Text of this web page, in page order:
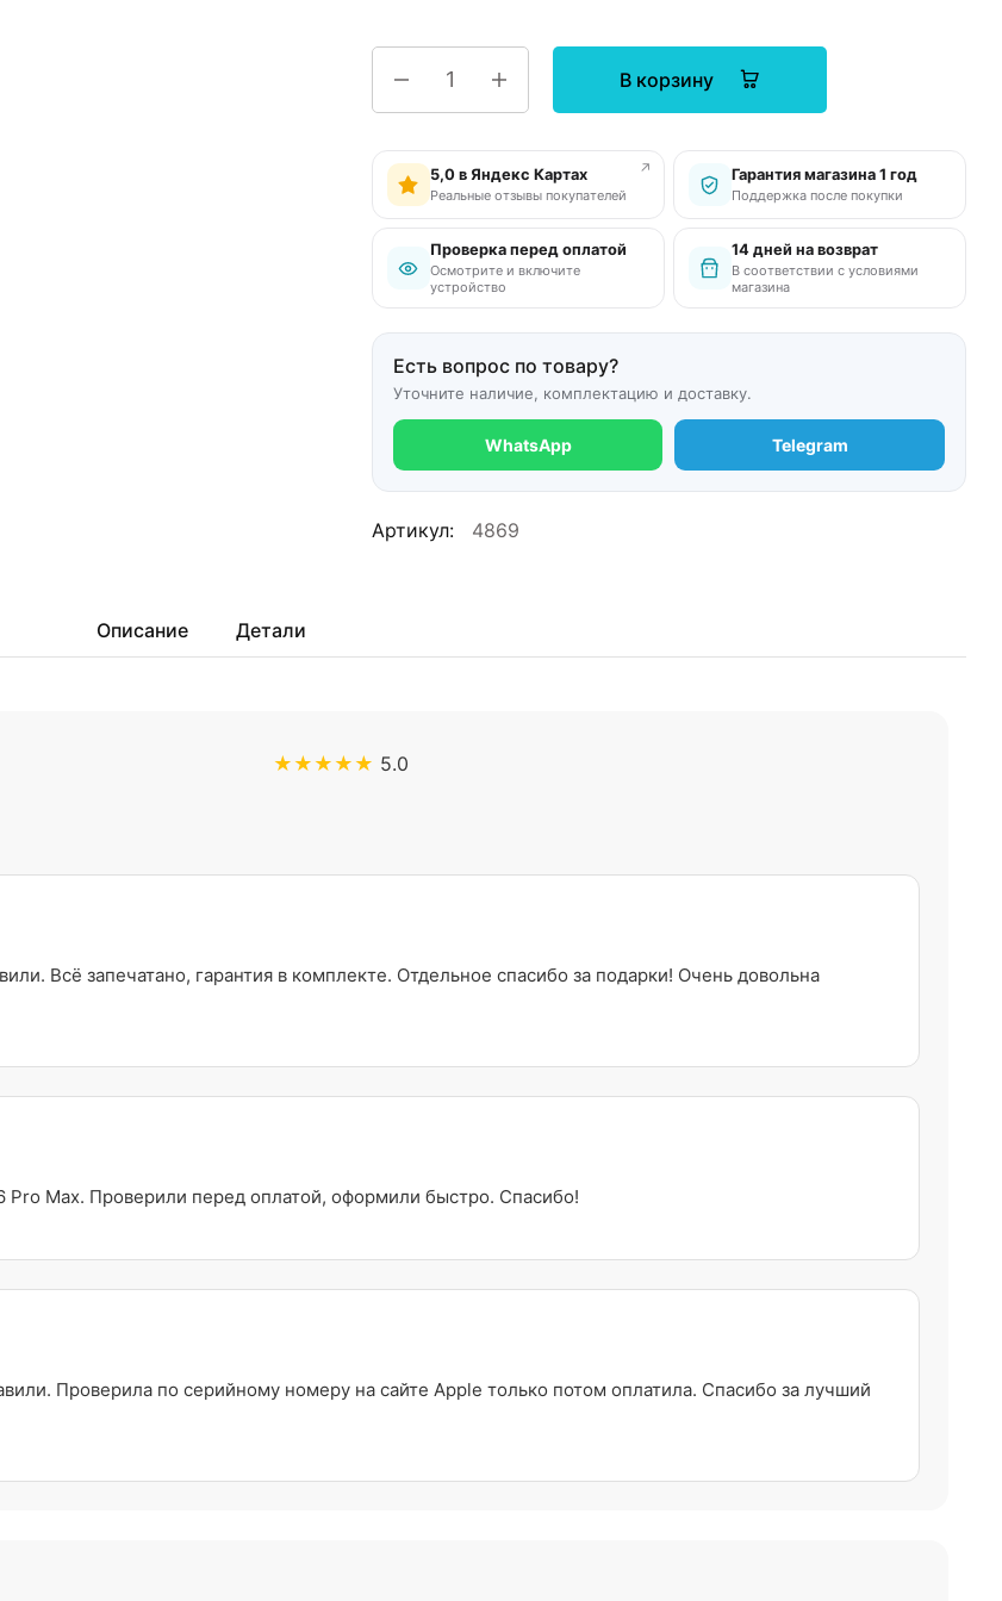
В корзину
5,0 в Яндекс Картах
Реальные отзывы покупателей
↗ Гарантия магазина 1 год
Поддержка после покупки
Проверка перед оплатой
Осмотрите и включите
устройство
14 дней на возврат
В соответствии с условиями
магазина
Есть вопрос по товару?
Уточните наличие, комплектацию и доставку.
WhatsApp Telegram
Артикул: 4869
Описание Детали
★★★★★ 5.0
Всё запечатано, гарантия в комплекте. Отдельное спасибо за подарки! Очень довольна
Max. Проверили перед оплатой, оформили быстро. Спасибо!
Проверила по серийному номеру на сайте Apple только потом оплатила. Спасибо за лучший